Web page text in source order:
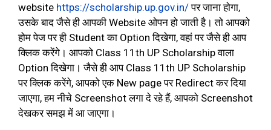
website https://scholarship.up.gov.in/पर जाना होगा,
उसके बाद जैसे ही आपकी Website ओपन हो जाती है। तो आपको
होम पेज पर ही Student का Option दिखेगा, वहां पर जैसे ही आप
क्लिक करेंगे। आपको Class 11th UP Scholarship वाला
Option दिखेगा। जैसे ही आप Class 11th UP Scholarship
पर क्लिक करेंगे, आपको एक New page पर Redirect कर दिया
जाएगा, हम नीचे Screenshot लगा दे रहे हैं, आपको Screenshot
देखकर समझ में आ जाएगा।